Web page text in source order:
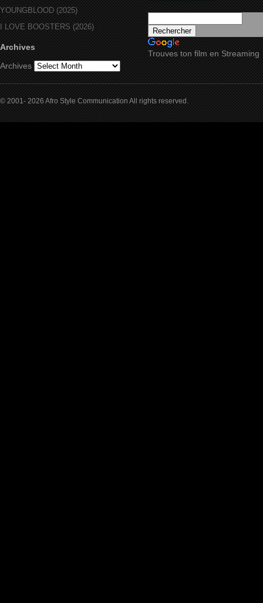
YOUNGBLOOD (2025)
I LOVE BOOSTERS (2026)
Archives
Archives
Trouves ton film en Streaming
© 2001- 2026 Afro Style Communication All rights reserved.